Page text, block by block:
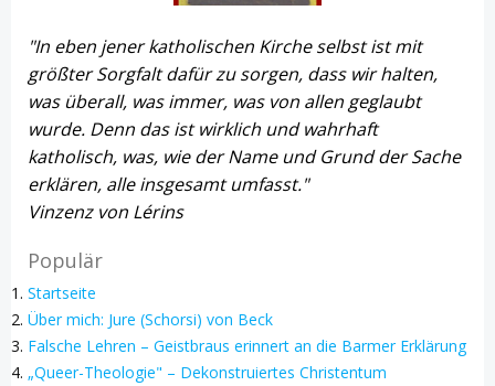
"In eben jener katholischen Kirche selbst ist mit
größter Sorgfalt dafür zu sorgen, dass wir halten,
was überall, was immer, was von allen geglaubt
wurde. Denn das ist wirklich und wahrhaft
katholisch, was, wie der Name und Grund der Sache
erklären, alle insgesamt umfasst."
Vinzenz von Lérins
Populär
Startseite
Über mich: Jure (Schorsi) von Beck
Falsche Lehren – Geistbraus erinnert an die Barmer Erklärung
„Queer-Theologie" – Dekonstruiertes Christentum